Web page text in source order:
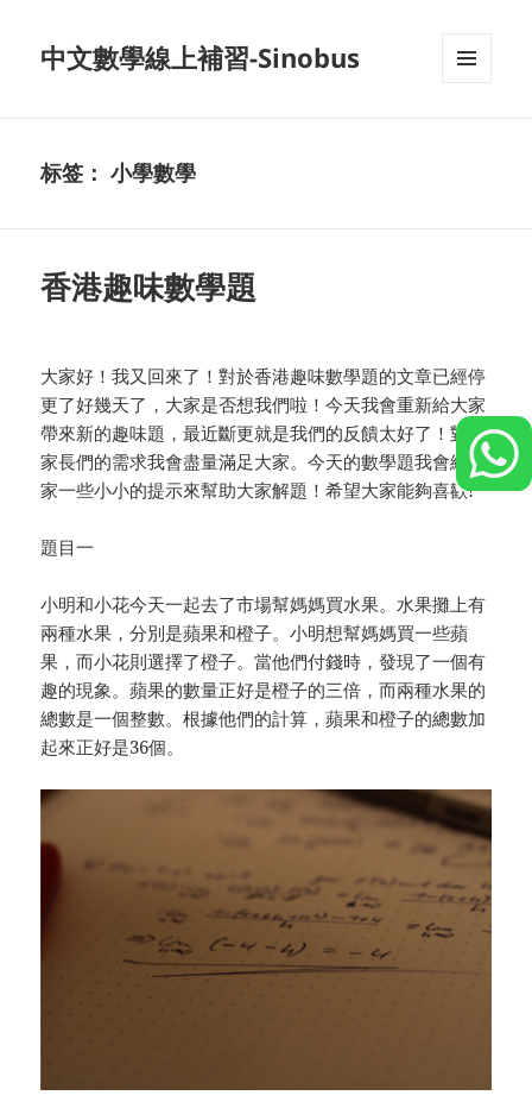
中文數學線上補習-Sinobus
标签：小學數學
香港趣味數學題
大家好！我又回來了！對於香港趣味數學題的文章已經停
更了好幾天了，大家是否想我們啦！今天我會重新給大家
帶來新的趣味題，最近斷更就是我們的反饋太好了！對於
家長們的需求我會盡量滿足大家。今天的數學題我會給大
家一些小小的提示來幫助大家解題！希望大家能夠喜歡!
題目一
小明和小花今天一起去了市場幫媽媽買水果。水果攤上有
兩種水果，分別是蘋果和橙子。小明想幫媽媽買一些蘋
果，而小花則選擇了橙子。當他們付錢時，發現了一個有
趣的現象。蘋果的數量正好是橙子的三倍，而兩種水果的
總數是一個整數。根據他們的計算，蘋果和橙子的總數加
起來正好是36個。